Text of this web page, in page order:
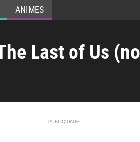
ANIMES
Last of Us (no